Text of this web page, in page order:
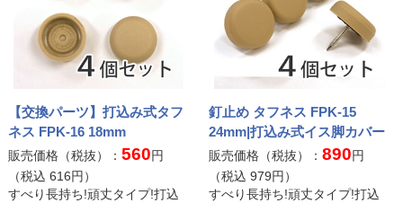
【交換パーツ】打込み式タフ
ネス FPK-16 18mm
販売価格（税抜）： 560円
（税込 616円）
すべり長持ち!頑丈タイプ!打込
釘止め タフネス FPK-15
24mm|打込み式イス脚カバー
販売価格（税抜）：890円
（税込979円）
すべり長持ち!頑丈タイプ!打込